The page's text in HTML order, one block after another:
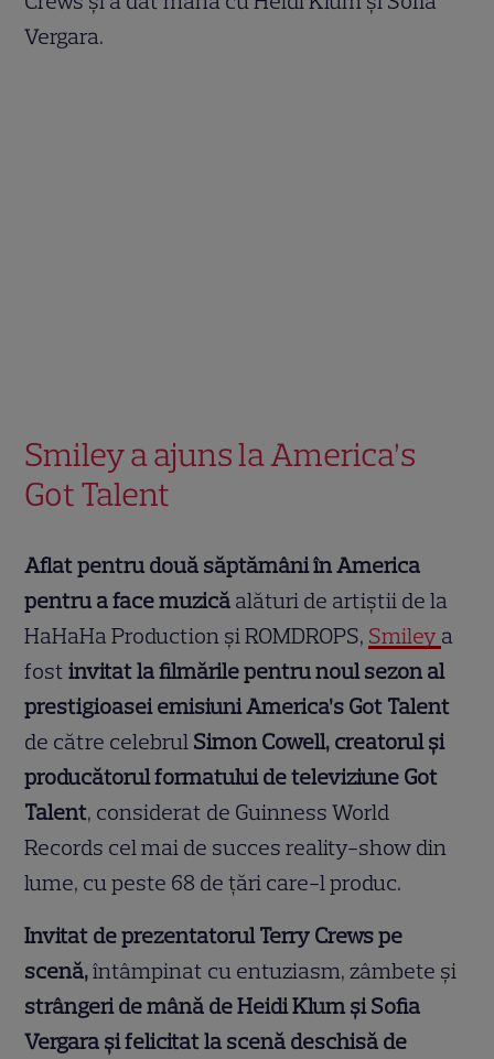
Vergara.
Smiley a ajuns la America’s
Got Talent
Aflat pentru două săptămâni în America
pentru a face muzică alături de artiștii de la
HaHaHa Production și ROMDROPS, Smiley a
fostinvitat la filmările pentru noul sezon al
prestigioasei emisiuni America’s Got Talent
de către celebrul Simon Cowell, creatorul și
producătorul formatului de televiziune Got
Talent, considerat de Guinness World
Records cel mai de succes reality-show din
lume, cu peste 68 de țări care-l produc.
Invitat de prezentatorul Terry Crews pe
scenă,întâmpinat cu entuziasm, zâmbete și
strângeri de mână de Heidi Klum și Sofia
Vergara și felicitat la scenă deschisă de